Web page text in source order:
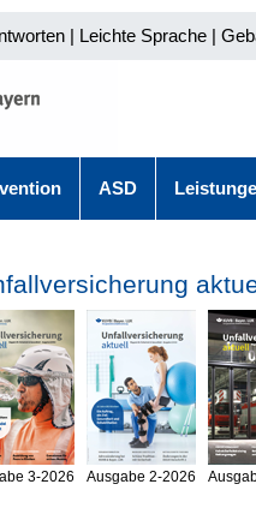
| Leichte Sprache |
ASD
3-2026 Ausgabe 2-2026